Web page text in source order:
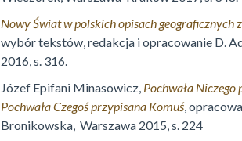
Nowy Świat w polskich opisach geograficznych
wybór tekstów, redakcja i opracowanie D.
2016, s. 316.
Józef Epifani Minasowicz, Pochwała
Pochwała Czegoś przypisana Komuś ,
Bronikowska, Warszawa 2015, s. 224